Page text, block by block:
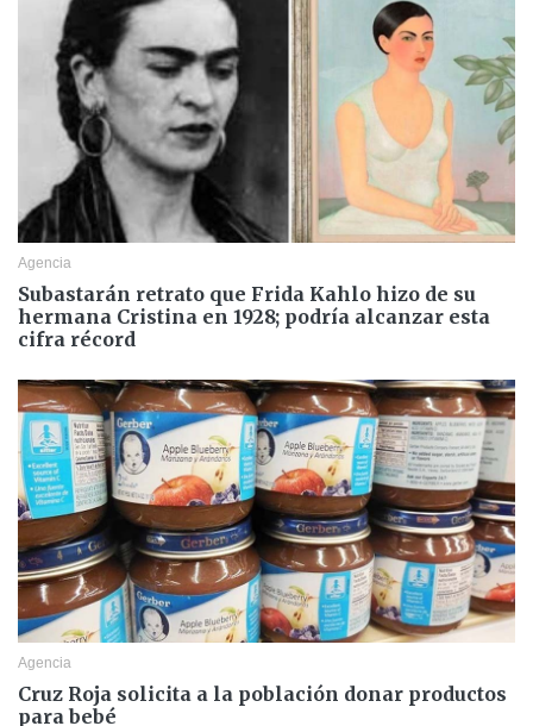
Agencia
Subastarán retrato que Frida Kahlo hizo de su
hermana Cristina en 1928; podría alcanzar esta
cifra récord
Agencia
Cruz Roja solicita a la población donar productos
para bebé